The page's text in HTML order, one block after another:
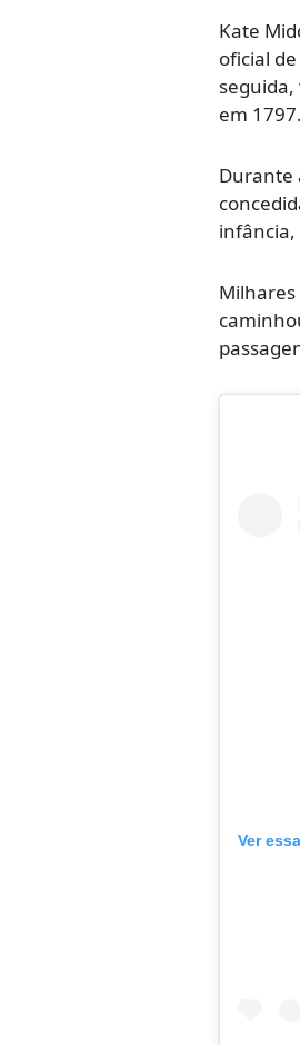
Kate
oficial
seguida,
em 1797.
Durante
infância,
Milhares
Ver